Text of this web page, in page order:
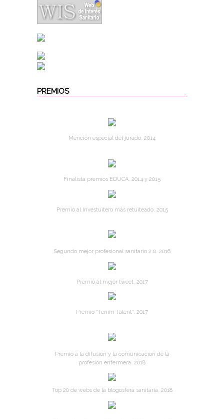
PREMIOS
Mención especial del jurado. 2014
Finalista premios EDUCA. 2014 y 2015
Premio al Investuitero más retuiteado. 2015
Segundo mejor profesional sanitario 2.0. 2016
Premio al mejor tweet. 2017
Premio "Tenim Talent". 2017
Premio a la difusión y la comunicación de la
profesión enfermera. 2018
Top 20 de webs de la blogosfera sanitaria. 2018